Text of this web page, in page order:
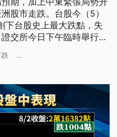
股市走跌。台股今（5）
下台股史上最大跌點，失
交所今日下午臨時舉行記
...